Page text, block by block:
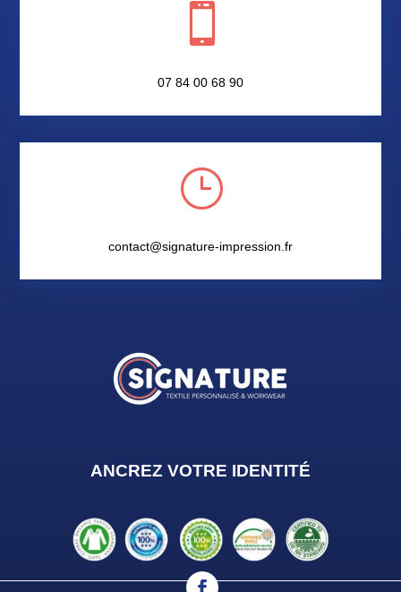

07 84 00 68 90
}
contact@signature-impression.fr
ANCREZ VOTRE IDENTITÉ